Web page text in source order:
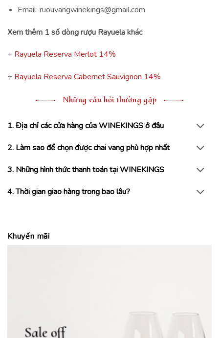
Khuyến mãi
Email: ruouvangwinekings@gmail.com
Xem thêm 1 số dòng rượu Rayuela khác
+ Rayuela Reserva Merlot 14%
+ Rayuela Reserva Cabernet Sauvignon 14%
Những câu hỏi thường gặp
1. Địa chỉ các cửa hàng của WINEKINGS ở đâu
2. Làm sao để chọn được chai vang phù hợp nhất
3. Những hình thức thanh toán tại WINEKINGS
4. Thời gian giao hàng trong bao lâu?